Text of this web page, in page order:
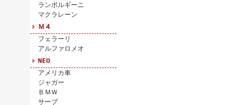
ランボルギーニ
マクラレーン
Ｍ４
フェラーリ
アルファロメオ
NEO
アメリカ車
ジャガー
ＢＭＷ
サーブ